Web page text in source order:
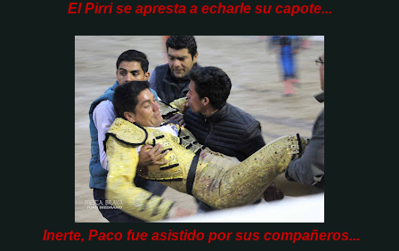
El Pirri se apresta a echarle su capote...
Inerte, Paco fue asistido por sus compañeros...